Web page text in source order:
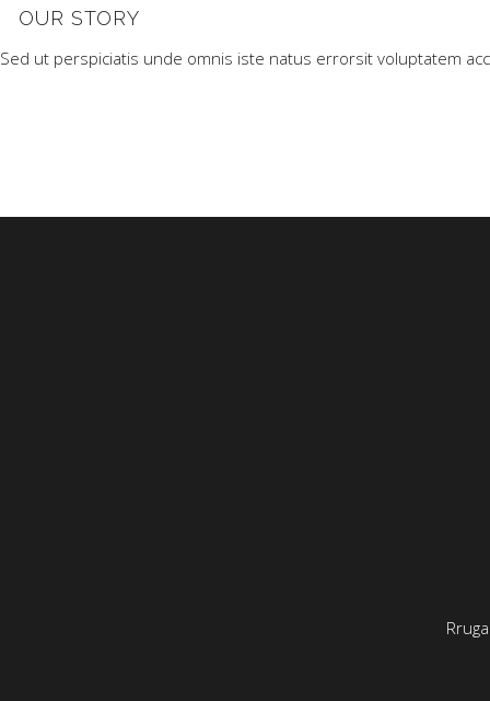
OUR STORY
Sed ut perspiciatis unde omnis iste natus errorsit voluptatem